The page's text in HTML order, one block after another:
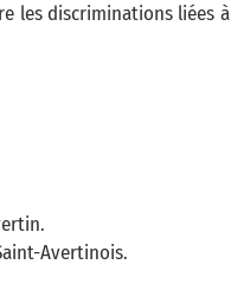
les discriminations liées à
Avertinois.